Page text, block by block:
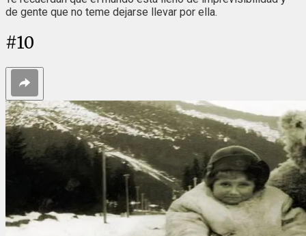
de gente que no teme dejarse llevar por ella.
#10